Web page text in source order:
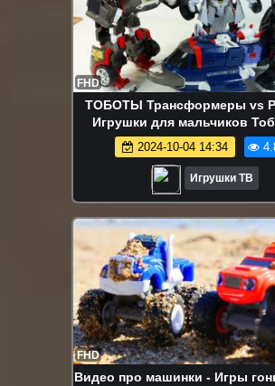
FHD
ТОБОТЫ Трансформеры vs
Игрушки для мальчиков
Тобот Y
2024-10-04 14:34
Игрушки ТВ
FHD
Видео про машинки - Игры